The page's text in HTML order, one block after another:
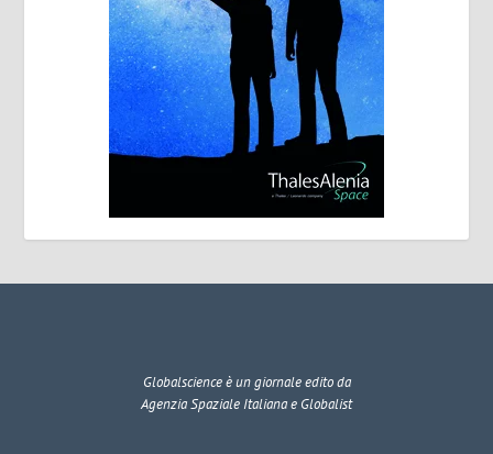
Globalscienceè un giornale edito da
Agenzia Spaziale Italiana e Globalist